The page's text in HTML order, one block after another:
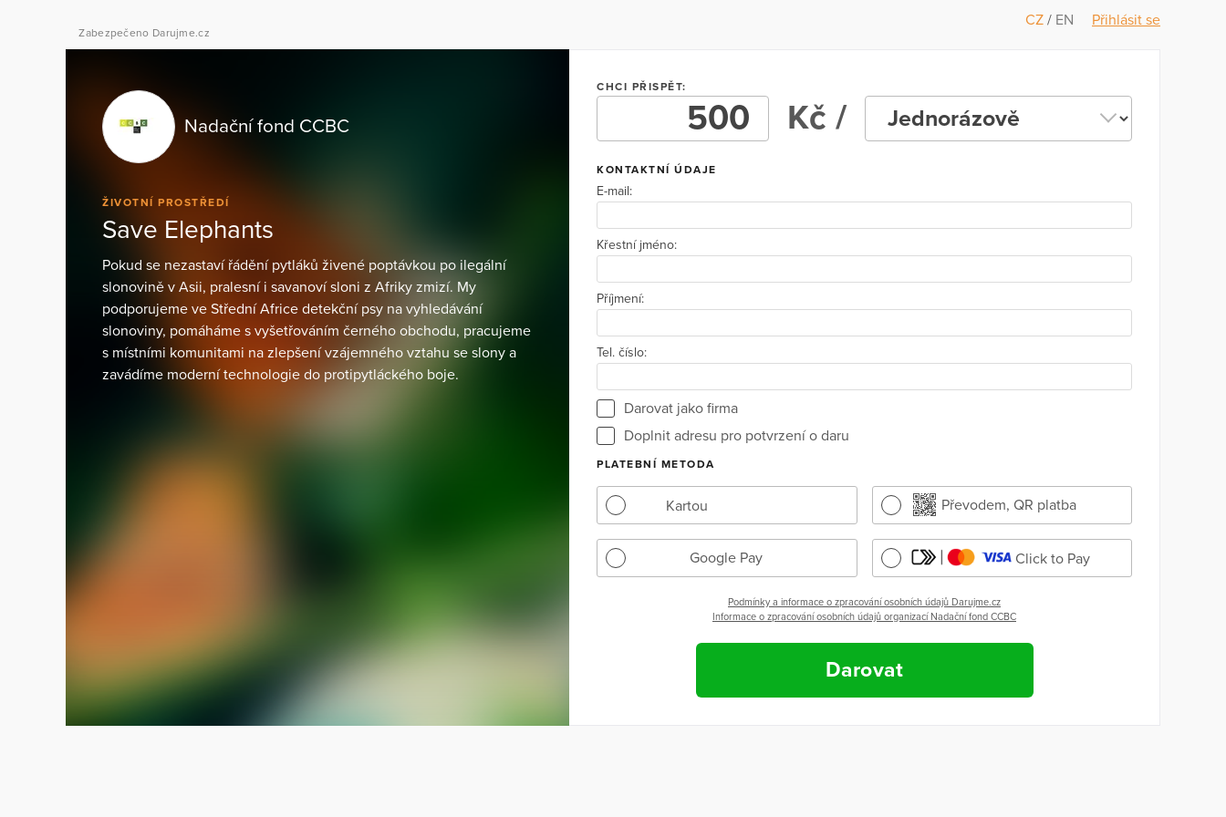
CZ / EN Přihlásit se
Zabezpečeno Darujme.cz
Nadační fond CCBC
ŽIVOTNÍ PROSTŘEDÍ
Save Elephants
Pokud se nezastaví řádění pytláků živené poptávkou po ilegální
slonovině v Asii, pralesní i savanoví sloni z Afriky zmizí. My
podporujeme ve Střední Africe detekční psy na vyhledávání
slonoviny, pomáháme s vyšetřováním černého obchodu, pracujeme
s místními komunitami na zlepšení vzájemného vztahu se slony a
zavádíme moderní technologie do protipytláckého boje.
CHCI PŘISPĚT:
Kč /
KONTAKTNÍ ÚDAJE
E-mail:
Křestní jméno:
Příjmení:
Tel. číslo:
Darovat jako firma
Doplnit adresu pro potvrzení o daru
PLATEBNÍ METODA
Kartou Převodem, QR platba
Google Pay Click to Pay
Podmínky a informace o zpracování osobních údajů Darujme.cz
Informace o zpracování osobních údajů organizací Nadační fond CCBC
Darovat